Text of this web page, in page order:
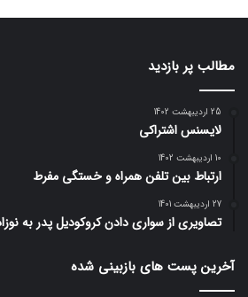
مطالب پر بازدید
25 اردیبهشت 1402
لایسنس اشتراکی
10 اردیبهشت 1402
ارتباط بین تلفن همراه و خستگی مفرط
27 اردیبهشت 1401
تصاویری از سواری دادن کروکودیل پدر به
آخرین پست های بازبینی شده